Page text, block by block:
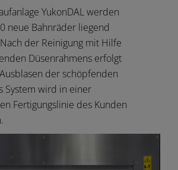
YukonDAL werden
neue Bahnräder liegend
der Reinigung mit Hilfe
Düsenrahmens erfolgt
der schöpfenden
System wird in einer
Fertigungslinie des Kunden